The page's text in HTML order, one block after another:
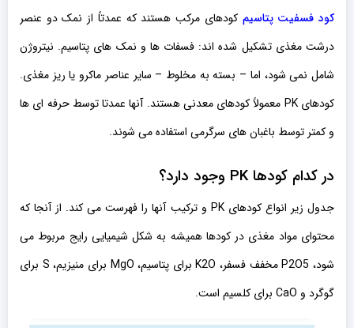
کود فسفیت پتاسیم کودهای مرکب هستند که عمدتاً از نمک دو عنصر
درشت مغذی تشکیل شده اند: فسفات ها و نمک های پتاسیم. نیتروژن
شامل نمی شود، اما – بسته به مخلوط – سایر عناصر ماکرو یا ریز مغذی.
کودهای PK معمولاً کودهای معدنی هستند. آنها عمدتا توسط حرفه ای ها
و کمتر توسط باغبان های سرگرمی استفاده می شوند.
در کدام کودها PK وجود دارد؟
جدول زیر انواع کودهای PK و ترکیب آنها را فهرست می کند. از آنجا که
محتوای مواد مغذی در کودها همیشه به شکل شیمیایی رایج مربوط می
شود، P2O5 مخفف فسفر، K2O برای پتاسیم، MgO برای منیزیم، S برای
گوگرد و CaO برای کلسیم است.